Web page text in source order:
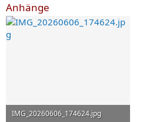
Anhänge
IMG_20260606_174624.jpg